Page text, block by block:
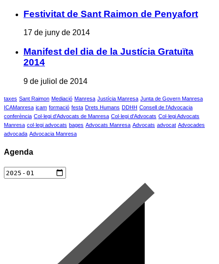
Festivitat de Sant Raimon de Penyafort
17 de juny de 2014
Manifest del dia de la Justícia Gratuïta
2014
9 de juliol de 2014
taxes Sant Raimon Mediació Manresa Justícia Manresa Junta de Govern Manresa
ICAManresa icam formació festa Drets Humans DDHH Consell de l'Advocacia
conferència Col·legi d'Advocats de Manresa Col·legi d'Advocats Col·legi Advocats
Manresa col·legi advocats bages Advocats Manresa Advocats advocat Advocades
advocada Advocacia Manresa
Agenda